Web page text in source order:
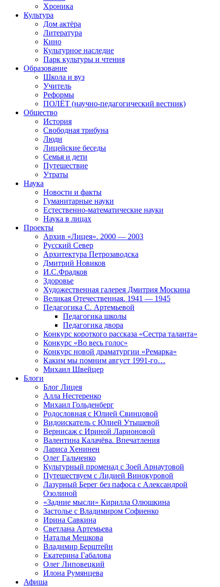
Хроника
Культура
Дом актёра
Литература
Кино
Культурное наследие
Парк культуры и чтения
Образование
Школа и вуз
Учитель
Реформы
ПОЛЁТ (научно-педагогический вестник)
Общество
История
Свободная трибуна
Люди
Лицейские беседы
Семья и дети
Путешествие
Утраты
Наука
Новости и факты
Гуманитарные науки
Естественно-математические науки
Наука в лицах
Проекты
Архив «Лицея». 2000 — 2003
Русский Север
Архитектура Петрозаводска
Дмитрий Новиков
И.С.Фрадков
Здоровье
Художественная галерея Дмитрия Москина
Великая Отечественная. 1941 — 1945
Педагогика С. Артемьевой
Педагогика школы
Педагогика двора
Конкурс короткого рассказа «Сестра таланта»
Конкурс «Во весь голос»
Конкурс новой драматургии «Ремарка»
Каким мы помним август 1991-го…
Михаил Швейцер
Блоги
Блог Лицея
Алла Нестеренко
Михаил Гольденберг
Родословная с Юлией Свинцовой
Видоискатель с Юлией Утышевой
Вернисаж с Ириной Ларионовой
Валентина Калачёва. Впечатления
Лариса Хенинен
Олег Гальченко
Культурный променад с Зоей Арнаутовой
Путешествуем с Лидией Винокуровой
Лазурный Берег без пафоса с Александрой
Озолиной
«Задние мысли» Кирилла Олюшкина
Застолье с Владимиром Софиенко
Ирина Савкина
Светлана Артемьева
Наталья Мешкова
Владимир Берштейн
Екатерина Габалова
Олег Липовецкий
Илона Румянцева
Афиша